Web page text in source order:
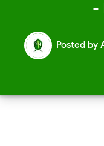
-
Posted by